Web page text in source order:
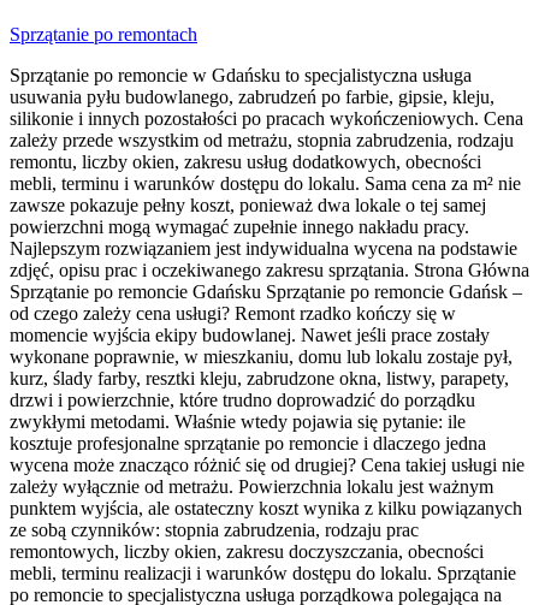
Sprzątanie po remontach
Sprzątanie po remoncie w Gdańsku to specjalistyczna usługa
usuwania pyłu budowlanego, zabrudzeń po farbie, gipsie, kleju,
silikonie i innych pozostałości po pracach wykończeniowych. Cena
zależy przede wszystkim od metrażu, stopnia zabrudzenia, rodzaju
remontu, liczby okien, zakresu usług dodatkowych, obecności
mebli, terminu i warunków dostępu do lokalu. Sama cena za m² nie
zawsze pokazuje pełny koszt, ponieważ dwa lokale o tej samej
powierzchni mogą wymagać zupełnie innego nakładu pracy.
Najlepszym rozwiązaniem jest indywidualna wycena na podstawie
zdjęć, opisu prac i oczekiwanego zakresu sprzątania. Strona Główna
Sprzątanie po remoncie Gdańsku Sprzątanie po remoncie Gdańsk –
od czego zależy cena usługi? Remont rzadko kończy się w
momencie wyjścia ekipy budowlanej. Nawet jeśli prace zostały
wykonane poprawnie, w mieszkaniu, domu lub lokalu zostaje pył,
kurz, ślady farby, resztki kleju, zabrudzone okna, listwy, parapety,
drzwi i powierzchnie, które trudno doprowadzić do porządku
zwykłymi metodami. Właśnie wtedy pojawia się pytanie: ile
kosztuje profesjonalne sprzątanie po remoncie i dlaczego jedna
wycena może znacząco różnić się od drugiej? Cena takiej usługi nie
zależy wyłącznie od metrażu. Powierzchnia lokalu jest ważnym
punktem wyjścia, ale ostateczny koszt wynika z kilku powiązanych
ze sobą czynników: stopnia zabrudzenia, rodzaju prac
remontowych, liczby okien, zakresu doczyszczania, obecności
mebli, terminu realizacji i warunków dostępu do lokalu. Sprzątanie
po remoncie to specjalistyczna usługa porządkowa polegająca na